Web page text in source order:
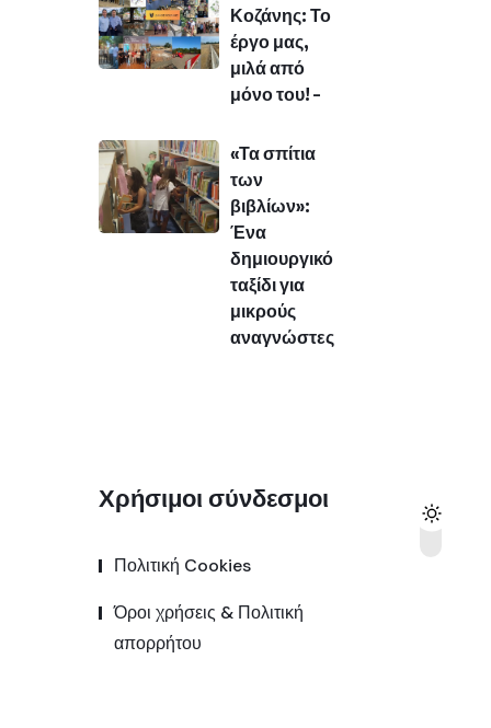
Κοζάνης: Το
έργο μας,
μιλά από
μόνο του! –
«Τα σπίτια
των
βιβλίων»:
Ένα
δημιουργικό
ταξίδι για
μικρούς
αναγνώστες
Χρήσιμοι σύνδεσμοι
Πολιτική Cookies
Όροι χρήσεις & Πολιτική
απορρήτου